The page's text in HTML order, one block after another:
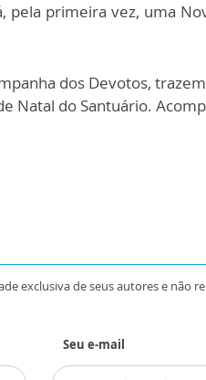
pela primeira vez, uma
dos Devotos,
Natal do Santuário.
exclusiva de seus autores e não
Seu e-mail